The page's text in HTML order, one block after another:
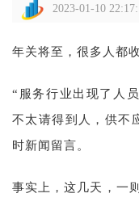
2023-01-10
年关将至，很多人都
“服务行业出现了人
不太请得到人，供不
时新闻留言。
事实上，这几天，一